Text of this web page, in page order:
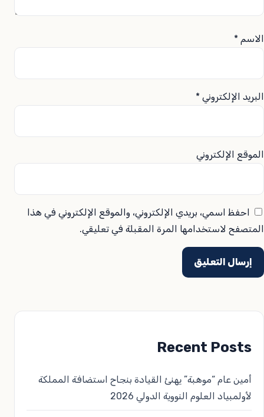
الاسم *
البريد الإلكتروني *
الموقع الإلكتروني
احفظ اسمي، بريدي الإلكتروني، والموقع الإلكتروني في هذا
المتصفح لاستخدامها المرة المقبلة في تعليقي.
Recent Posts
أمين عام “موهبة” يهنئ القيادة بنجاح استضافة المملكة
لأولمبياد العلوم النووية الدولي 2026